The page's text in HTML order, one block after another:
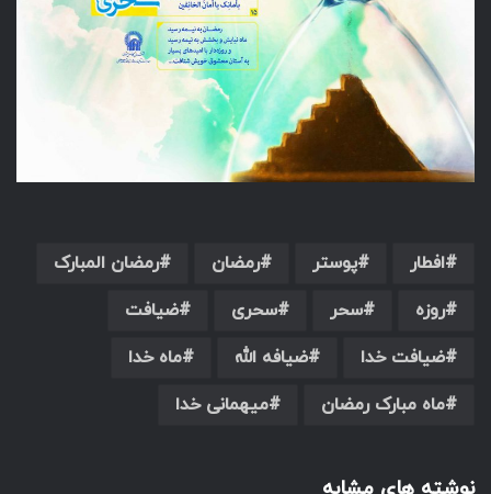
افطار پوستر رمضان
رمضان المبارک
روزه
سحر سحری
ضیافت
ضیافت خدا
ضیافه الله
ماه خدا
ماه مبارک رمضان
میهمانی خدا